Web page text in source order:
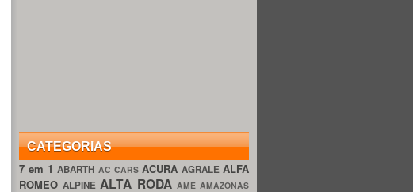
CATEGORIAS
7 em 1ABARTH AC CARS ACURA AGRALE ALFA
ROMEOALPINEALTA RODA AME AMAZONAS